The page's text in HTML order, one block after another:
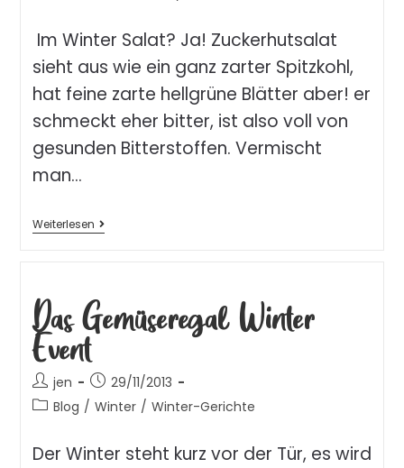
Im Winter Salat? Ja! Zuckerhutsalat
sieht aus wie ein ganz zarter Spitzkohl,
hat feine zarte hellgrüne Blätter aber! er
schmeckt eher bitter, ist also voll von
gesunden Bitterstoffen. Vermischt
man…
Weiterlesen
Das Gemüseregal Winter
Event
jen
29/11/2013
Blog / Winter / Winter-Gerichte
Der Winter steht kurz vor der Tür, es wird